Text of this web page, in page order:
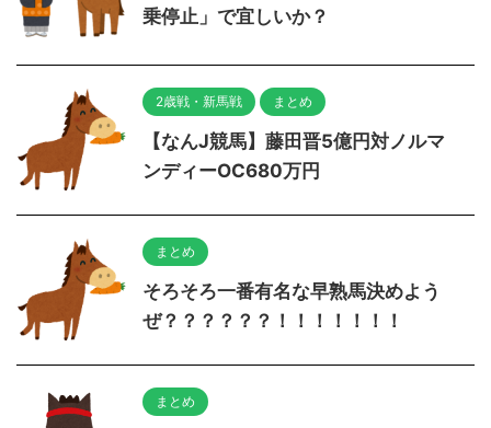
乗停止」で宜しいか？
2歳戦・新馬戦 まとめ
【なんJ競馬】藤田晋5億円対ノルマ
ンディーOC680万円
まとめ
そろそろ一番有名な早熟馬決めよう
ぜ？？？？？？！！！！！！！
まとめ